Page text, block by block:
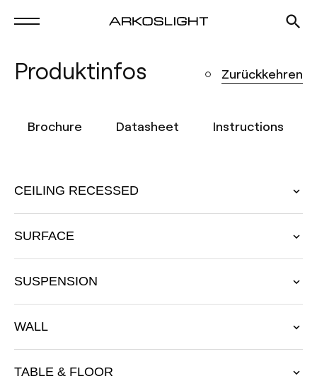
Produktinfos Zurückkehren
Brochure Datasheet Instructions
CEILING RECESSED
SURFACE
SUSPENSION
WALL
TABLE & FLOOR